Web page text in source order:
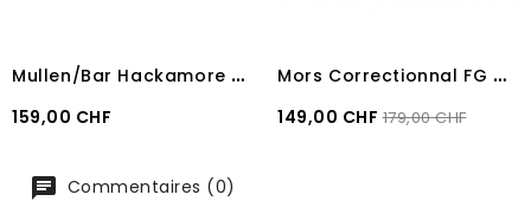
M
ullen/Bar Hackamore Happy Mouth
Prix
159,00 CHF
M
ors Correctionnal FG de présentation METALAB
Prix
149,00 CHF Prix
179,00 CHF
Commentaires (0)